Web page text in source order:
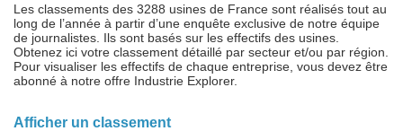
Les classements des 3288 usines de France sont réalisés tout au
long de l’année à partir d’une enquête exclusive de notre équipe
de journalistes. Ils sont basés sur les effectifs des usines.
Obtenez ici votre classement détaillé par secteur et/ou par région.
Pour visualiser les effectifs de chaque entreprise, vous devez être
abonné à notre offre Industrie Explorer.
Afficher un classement